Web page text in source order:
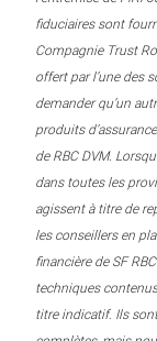
fiduciaires sont
Compagnie Trust
offert par l’une des
demander qu’un
produits
de RBC DVM.
dans toutes les
agissent à titre de
les conseillers en
financière de SF
techniques
titre indicatif. Ils